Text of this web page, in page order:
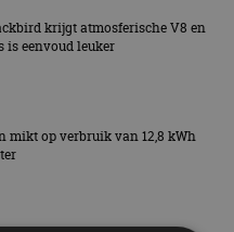
krijgt atmosferische V8 en
is eenvoud leuker
mikt op verbruik van 12,8 kWh